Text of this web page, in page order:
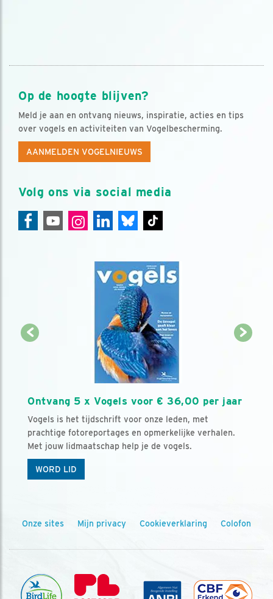
Op de hoogte blijven?
Meld je aan en ontvang nieuws, inspiratie, acties en tips
over vogels en activiteiten van Vogelbescherming.
AANMELDEN VOGELNIEUWS
Volg ons via social media
Ontvang 5 x Vogels voor € 36,00 per jaar
Vogels is het tijdschrift voor onze leden, met
prachtige fotoreportages en opmerkelijke verhalen.
Met jouw lidmaatschap help je de vogels.
WORD LID
Onze sites Mijn privacy Cookieverklaring Colofon